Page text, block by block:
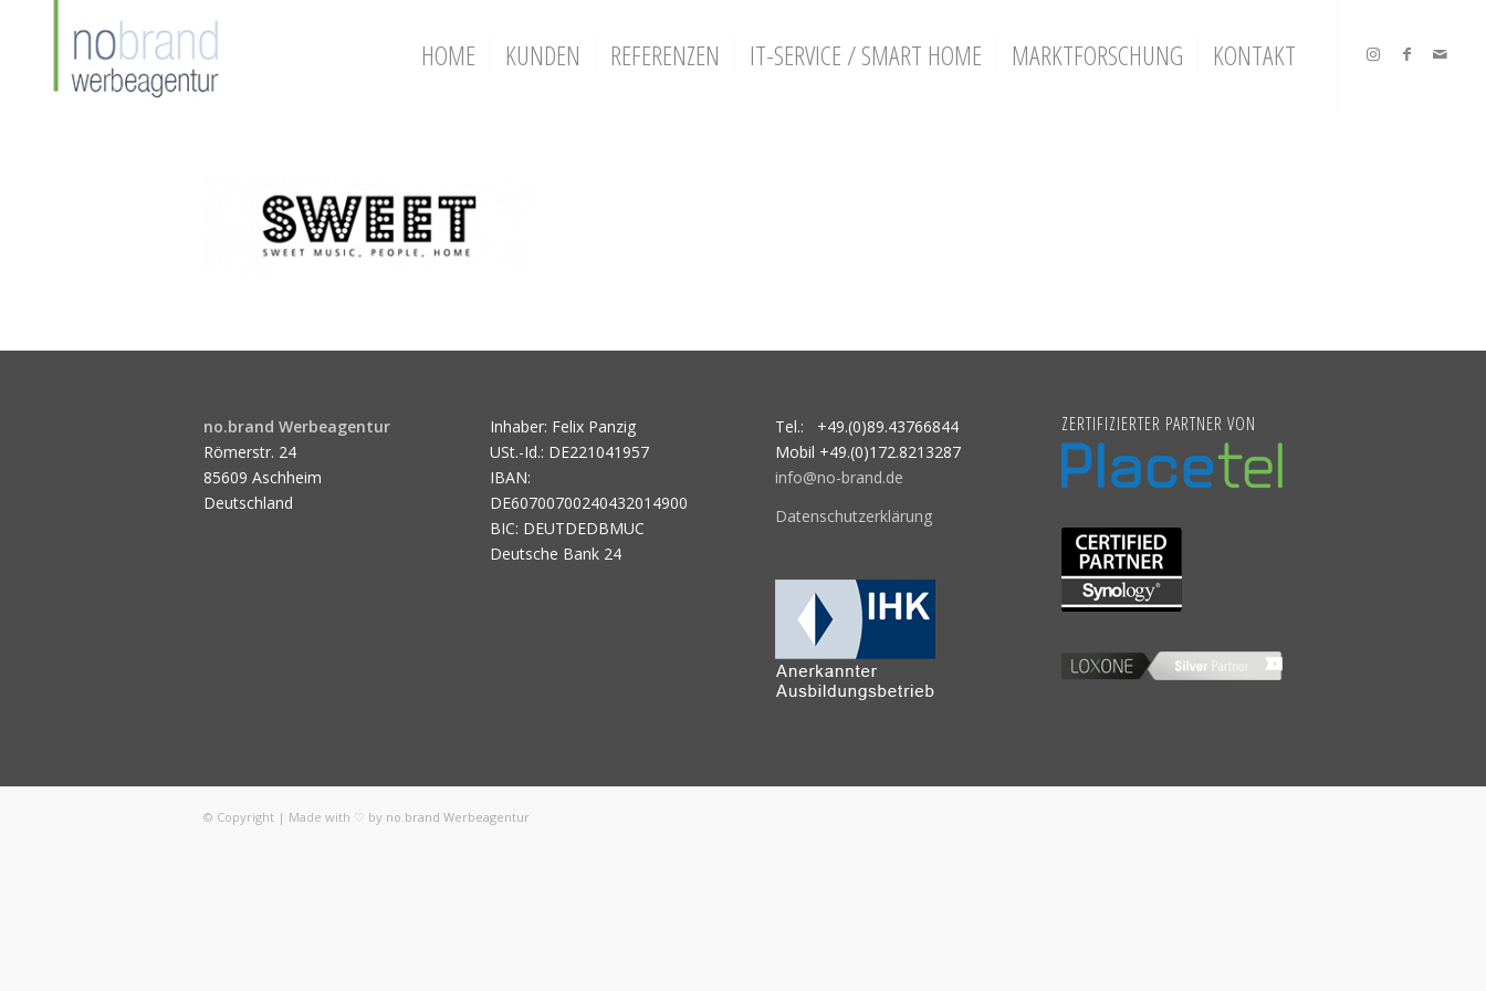
HOME KUNDEN REFERENZEN IT-SERVICE / SMART HOME MARKTFORSCHUNG KONTAKT
no.brand Werbeagentur
Römerstr. 24
85609 Aschheim
Deutschland
Inhaber: Felix Panzig
USt.-Id.: DE221041957
IBAN:
DE60700700240432014900
BIC: DEUTDEDBMUC
Deutsche Bank 24
Tel.: +49.(0)89.43766844
Mobil +49.(0)172.8213287
info@no-brand.de
Datenschutzerklärung
ZERTIFIZIERTER PARTNER VON
© Copyright | Made with ♡ by no.brand Werbeagentur